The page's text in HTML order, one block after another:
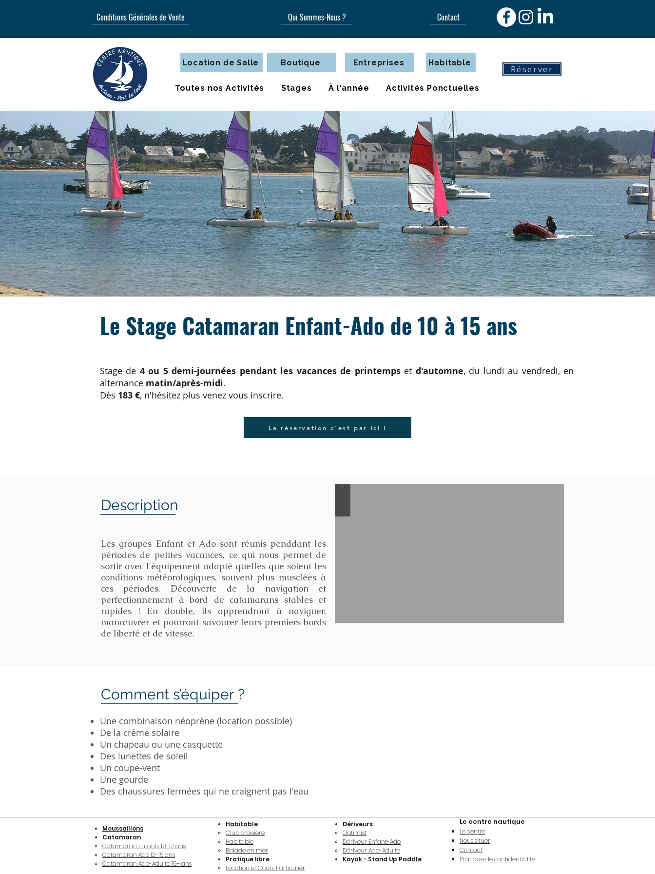
Conditions Générales de Vente Qui Sommes-Nous ? Contact
Location de Salle Boutique Entreprises Habitable
Réserver
Toutes nos Activités Stages À l'année Activités Ponctuelles
Le Stage Catamaran Enfant-Ado de 10 à 15 ans
​​​Stage de 4 ou 5 demi-journées pendant les vacances de printemps et d'automne, du lundi au vendredi, en
alternance matin/après-midi.
Dès 183 €, n'hésitez plus venez vous inscrire.
La réservation c'est par ici !
Description
Les groupes Enfant et Ado sont réunis penddant les
périodes de petites vacances, ce qui nous permet de
sortir avec l'équipement adapté quelles que soient les
conditions météorologiques, souvent plus musclées à
ces périodes. Découverte de la navigation et
perfectionnement à bord de catamarans stables et
rapides ! En double, ils apprendront à naviguer,
manœuvrer et pourront savourer leurs premiers bords
de liberté et de vitesse.
Comment s’équiper ?
Une combinaison néoprène (location possible)
De la crème solaire
Un chapeau ou une casquette
Des lunettes de soleil
Un coupe-vent
Une gourde
Des chaussures fermées qui ne craignent pas l'eau
Habitable
Club croisière
Habitable
Balade en mer
Pratique libre
Location et Cours Particulier
Moussaillons
Catamaran
Catamaran Enfants 10-12 ans
Catamaran Ado 12-15 ans
Catamaran Ado-Adulte 15+ ans
Dériveurs
Optimist
Dériveur Enfant-Ado
Dériveur Ado-Adulte
Kayak - Stand Up Paddle
Le centre nautique
Le centre
Nous situer
Contact
Politique de confidentialité